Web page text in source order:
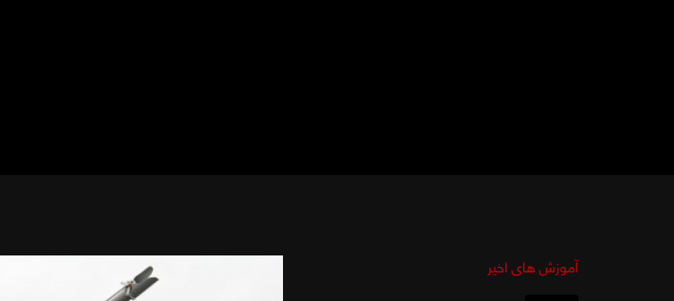
آموزش های اخیر